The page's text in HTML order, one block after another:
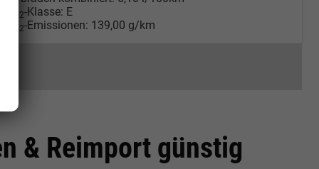
2-Klasse: E
2-Emissionen: 139,00 g/km
& Reimport günstig